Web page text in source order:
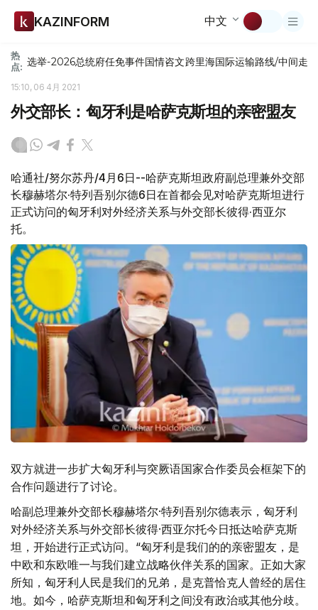
KAZINFORM 中文
热
点: 选举-2026总统府任免事件国情咨文跨里海国际运输路线/中间走廊
15:10, 06 4月 2021
外交部长：匈牙利是哈萨克斯坦的亲密盟友
哈通社/努尔苏丹/4月6日--哈萨克斯坦政府副总理兼外交部
长穆赫塔尔·特列吾别尔德6日在首都会见对哈萨克斯坦进行
正式访问的匈牙利对外经济关系与外交部长彼得·西亚尔
托。
双方就进一步扩大匈牙利与突厥语国家合作委员会框架下的
合作问题进行了讨论。
哈副总理兼外交部长穆赫塔尔·特列吾别尔德表示，匈牙利
对外经济关系与外交部长彼得·西亚尔托今日抵达哈萨克斯
坦，开始进行正式访问。“匈牙利是我们的的亲密盟友，是
中欧和东欧唯一与我们建立战略伙伴关系的国家。正如大家
所知，匈牙利人民是我们的兄弟，是克普恰克人曾经的居住
地。如今，哈萨克斯坦和匈牙利之间没有政治或其他分歧。